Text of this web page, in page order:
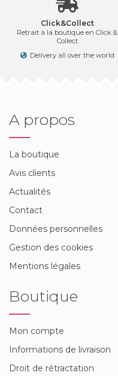
Click&Collect
Retrait à la boutique en Click &
Collect
Delivery all over the world
A propos
La boutique
Avis clients
Actualités
Contact
Données personnelles
Gestion des cookies
Mentions légales
Boutique
Mon compte
Informations de livraison
Droit de rétractation